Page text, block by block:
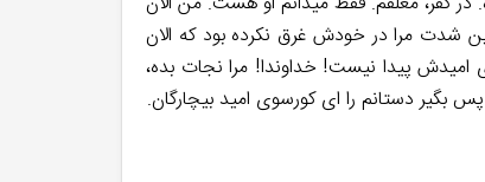
شدت مرا در خودش غرق نکرده بود که الان
پیدا نیست! خداوندا! مرا نجات بده،
بگیر دستانم را ای کورسوی امید بیچارگان.